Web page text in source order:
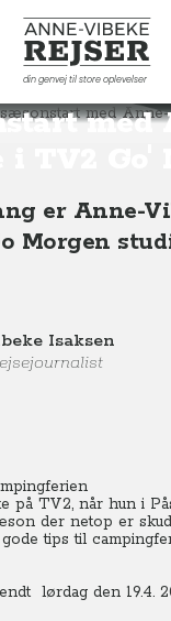
Anne-Vibeke Rejser
din genvej til store oplevelser
med
er Anne-
Morgen
Isaksen
på TV2, når hun i
der netop er
tips til
lørdag den 19.4.